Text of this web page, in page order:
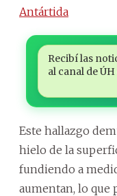
Antártida
Recibí las
al canal de
Este hallazgo
hielo de la
fundiendo a
aumentan, lo que